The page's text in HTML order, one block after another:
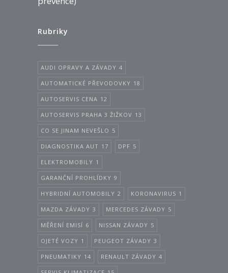
Rubriky
AUDI OPRAVY A ZÁVADY 4
AUTOMATICKÉ PŘEVODOVKY 18
AUTOSERVIS CENA 12
AUTOSERVIS PRAHA 3 ŽIŽKOV 13
CO SE JINAM NEVEŠLO 5
DIAGNOSTIKA AUT 17 DPF 5
ELEKTROMOBILY 1
GARANČNÍ PROHLÍDKY 9
HYBRIDNÍ AUTOMOBILY 2 KORONAVIRUS 1
MAZDA ZÁVADY 3 MERCEDES ZÁVADY 5
MĚŘENÍ EMISÍ 6 NISSAN ZÁVADY 5
OJETÉ VOZY 1 PEUGEOT ZÁVADY 3
PNEUMATIKY 14 RENAULT ZÁVADY 4